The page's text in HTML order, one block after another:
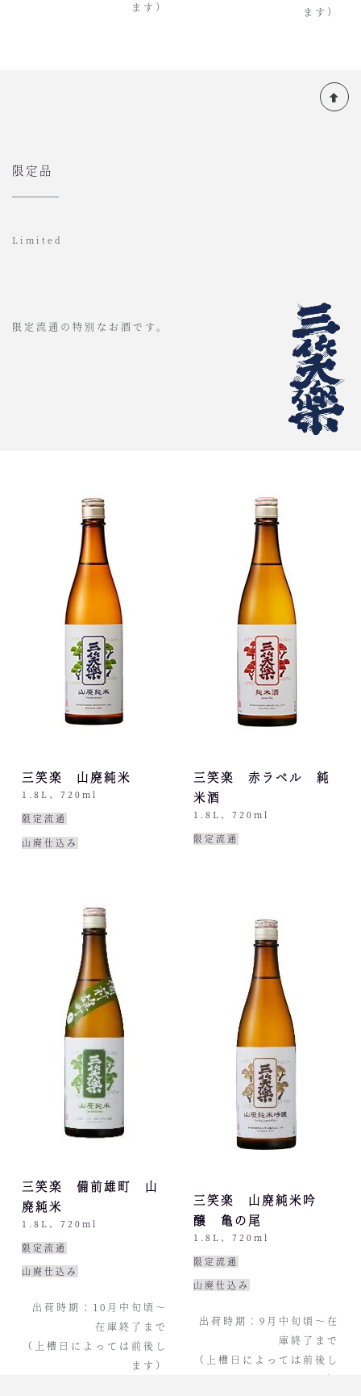
ます）
ます）
限定品
Limited
限定流通の特別なお酒です。
三笑楽 山廃純米
1.8L、720ml
限定流通
山廃仕込み
三笑楽 赤ラベル 純
米酒
1.8L、720ml
限定流通
三笑楽 備前雄町 山
廃純米
1.8L、720ml
限定流通
山廃仕込み
出荷時期：10月中旬頃〜
在庫終了まで
（上槽日によっては前後し
ます）
三笑楽 山廃純米吟
醸 亀の尾
1.8L、720ml
限定流通
山廃仕込み
出荷時期：9月中旬頃〜在
庫終了まで
（上槽日によっては前後し
ます）